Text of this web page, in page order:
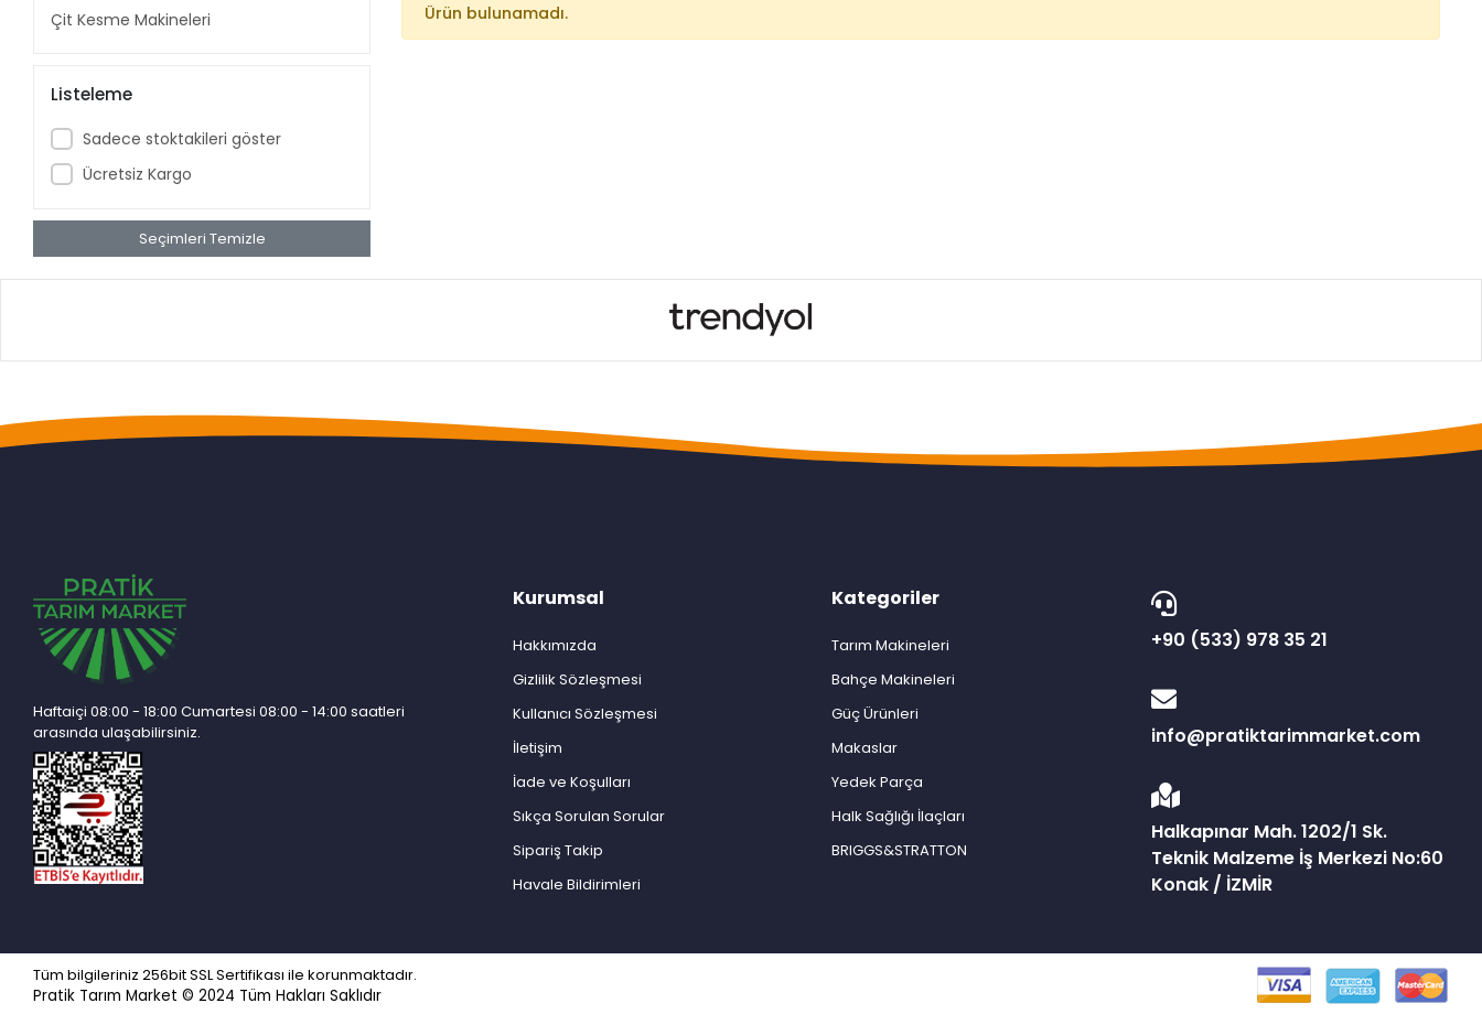
Çit Kesme Makineleri
Listeleme
Sadece stoktakileri göster
Ücretsiz Kargo
Seçimleri Temizle
Ürün bulunamadı.
Haftaiçi 08:00 - 18:00 Cumartesi 08:00 - 14:00 saatleri
arasında ulaşabilirsiniz.
Kurumsal
Hakkımızda
Gizlilik Sözleşmesi
Kullanıcı Sözleşmesi
İletişim
İade ve Koşulları
Sıkça Sorulan Sorular
Sipariş Takip
Havale Bildirimleri
Kategoriler
Tarım Makineleri
Bahçe Makineleri
Güç Ürünleri
Makaslar
Yedek Parça
Halk Sağlığı İlaçları
BRIGGS&STRATTON
+90 (533) 978 35 21
info@pratiktarimmarket.com
Halkapınar Mah. 1202/1 Sk.
Teknik Malzeme İş Merkezi No:60
Konak / İZMİR
Tüm bilgileriniz 256bit SSL Sertifikası ile korunmaktadır.
Pratik Tarım Market © 2024 Tüm Hakları Saklıdır